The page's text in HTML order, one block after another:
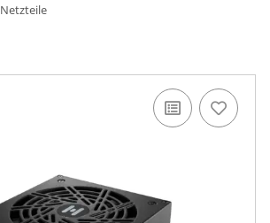
Netzteile